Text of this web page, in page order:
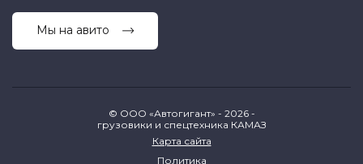
Мы на авито
© ООО «Автогигант» - 2026 -
грузовики и спецтехника КАМАЗ
Карта сайта
Политика